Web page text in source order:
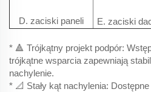
D. zaciski paneli E. zaciski
* 🔺 Trójkątny projekt podpór:
trójkątne wsparcia zapewniają
nachylenie.
* 📐 Stały kąt nachylenia: